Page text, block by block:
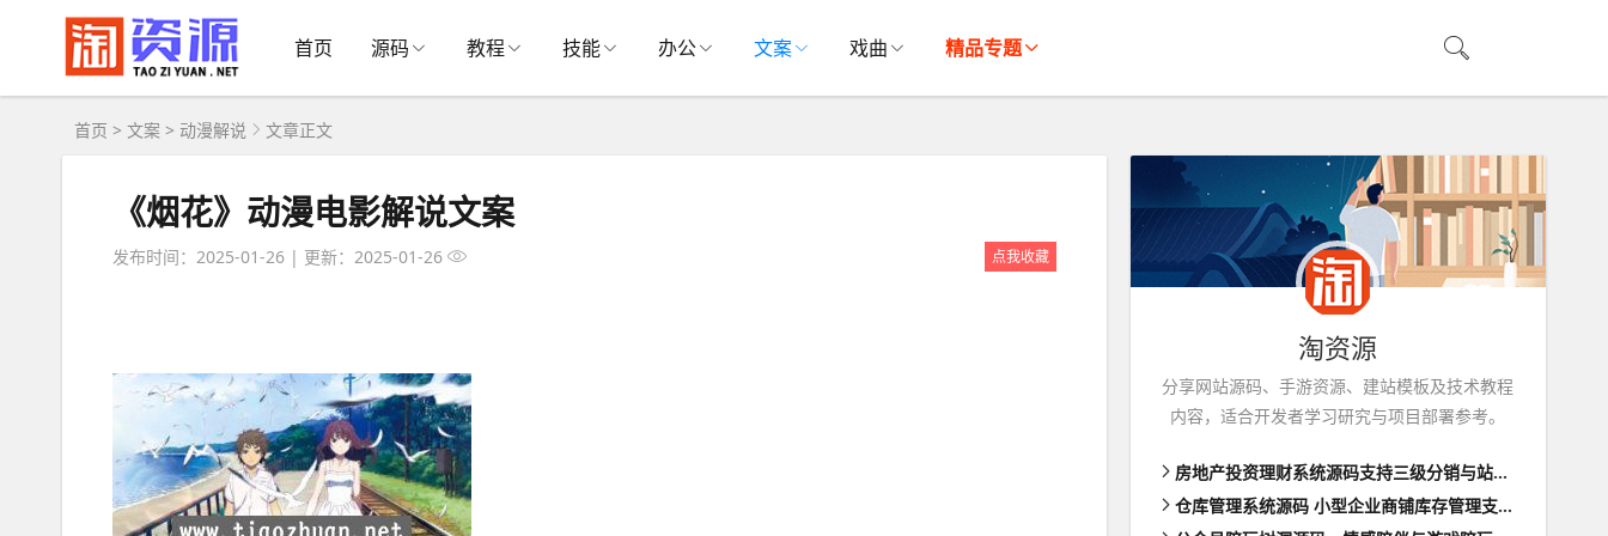
首页 源码 教程 技能 办公 文案 戏曲 精品专题
首页 > 文案 > 动漫解说 文章正文
《烟花》动漫电影解说文案
发布时间：2025-01-26 | 更新：2025-01-26 点我收藏
淘资源
分享网站源码、手游资源、建站模板及技术教程
内容，适合开发者学习研究与项目部署参考。
房地产投资理财系统源码支持三级分销与站内转账功能前端html
仓库管理系统源码 小型企业商铺库存管理支持扫码枪